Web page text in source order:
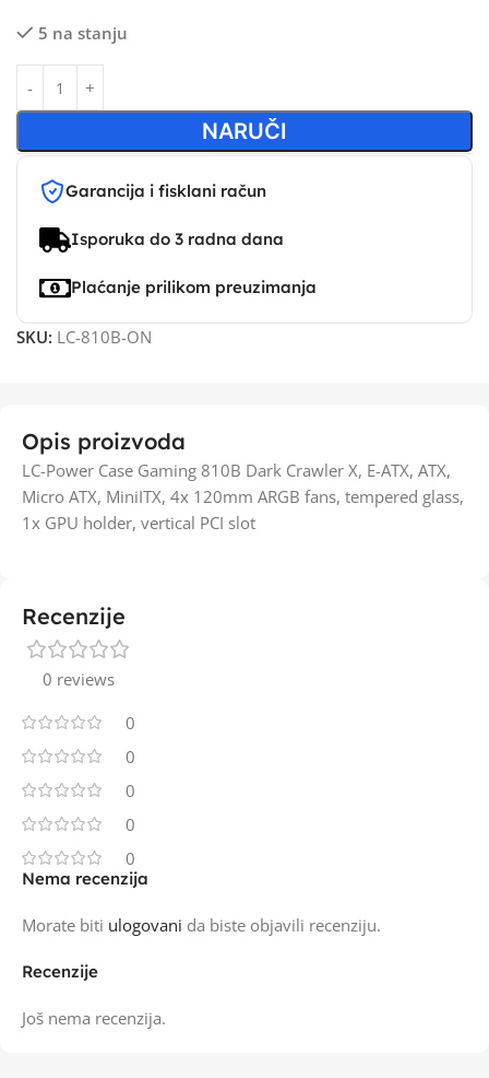
5 na stanju
NARUČI
Garancija i fisklani račun
Isporuka do 3 radna dana
Plaćanje prilikom preuzimanja
SKU: LC-810B-ON
Opis proizvoda
LC-Power Case Gaming 810B Dark Crawler X, E-ATX, ATX,
Micro ATX, MiniITX, 4x 120mm ARGB fans, tempered glass,
1x GPU holder, vertical PCI slot
Recenzije
0 reviews
0
0
0
0
0
Recenzije
Još nema recenzija.
Nema recenzija
Morate biti ulogovani da biste objavili recenziju.